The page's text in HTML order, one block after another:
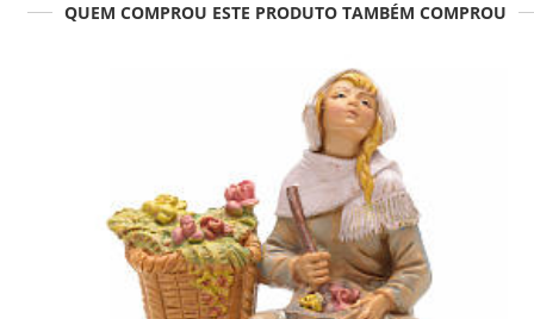
QUEM COMPROU ESTE PRODUTO TAMBÉM COMPROU